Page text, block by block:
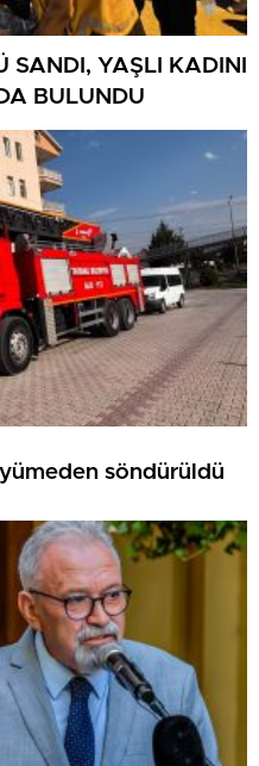
SANDI, YAŞLI KADINI
BULUNDU
söndürüldü